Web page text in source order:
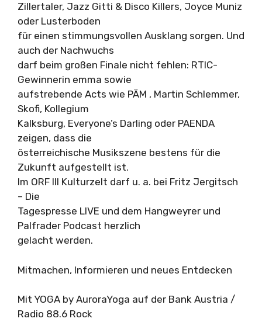
Zillertaler, Jazz Gitti & Disco Killers, Joyce Muniz
oder Lusterboden
für einen stimmungsvollen Ausklang sorgen. Und
auch der Nachwuchs
darf beim großen Finale nicht fehlen: RTIC-
Gewinnerin emma sowie
aufstrebende Acts wie PÄM , Martin Schlemmer,
Skofi, Kollegium
Kalksburg, Everyone’s Darling oder PAENDA
zeigen, dass die
österreichische Musikszene bestens für die
Zukunft aufgestellt ist.
Im ORF III Kulturzelt darf u. a. bei Fritz Jergitsch
– Die
Tagespresse LIVE und dem Hangweyrer und
Palfrader Podcast herzlich
gelacht werden.
Mitmachen, Informieren und neues Entdecken
Mit YOGA by AuroraYoga auf der Bank Austria /
Radio 88.6 Rock